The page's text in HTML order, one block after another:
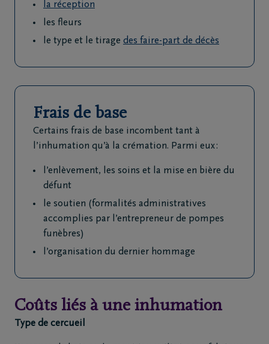
+32
21
+32
85
21
64
Tihange
+32
85
la réception
les fleurs
le type et le tirage des faire-part de décès
Frais de base
Certains frais de base incombent tant à
l’inhumation qu’à la crémation. Parmi eux :
l’enlèvement, les soins et la mise en bière du
défunt
le soutien (formalités administratives
accomplies par l’entrepreneur de pompes
funèbres)
l’organisation du dernier hommage
Coûts liés à une inhumation
Type de cercueil